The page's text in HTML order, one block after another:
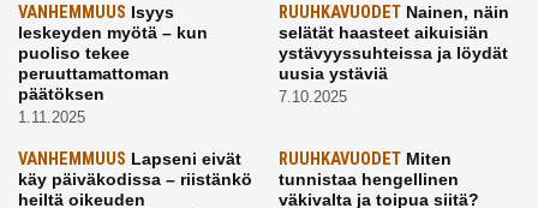
VANHEMMUUS Isyys
leskeyden myötä – kun
puoliso tekee
peruuttamattoman
päätöksen
1.11.2025
RUUHKAVUODETNainen, näin
selätät haasteet aikuisiän
ystävyyssuhteissa ja löydät
uusia ystäviä
7.10.2025
VANHEMMUUS Lapseni eivät
käy päiväkodissa – riistänkö
heiltä oikeuden
RUUHKAVUODETMiten
tunnistaa hengellinen
väkivalta ja toipua siitä?